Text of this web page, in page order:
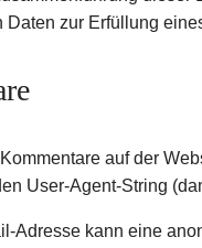
Daten zur Erfüllung
auf der
User-Agent-String
Adresse kann eine